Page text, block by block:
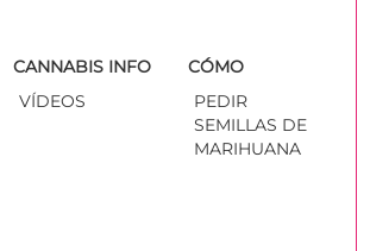
CANNABIS INFO
VÍDEOS
CÓMO
PEDIR
SEMILLAS DE
MARIHUANA